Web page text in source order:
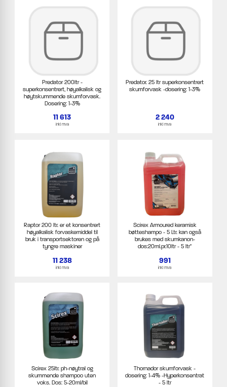
Predator 200ltr -
superkonsentrert, høyalkalisk og
høytskummende skumforvask.
Dosering: 1-3%
11 613
inkl mva
Predator. 25 ltr superkonsentrert
skumforvask -dosering: 1-3%
2 240
inkl mva
Raptor 200 ltr. er et konsentrert
høyalkalisk forvaskemiddel til
bruk i transportsektoren og på
tyngre maskiner
11 238
inkl mva
Scirex Armoured keramisk
bøtteshampo - 5 Ltr. kan også
brukes med skumkanon-
dos:20ml.pr.10ltr - 5 ltr"
991
inkl mva
Scirex 25ltr. ph-nøytral og
skummende shampoo uten
voks. Dos: 5-20ml/bil
Thornador skumforvask -
dosering: 1-4% -Hyperkonsentrat
- 5 ltr